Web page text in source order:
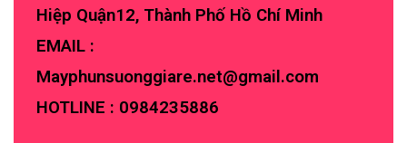
Hiệp Quận12, Thành Phố Hồ Chí Minh
EMAIL :
Mayphunsuonggiare.net@gmail.com
HOTLINE : 0984235886